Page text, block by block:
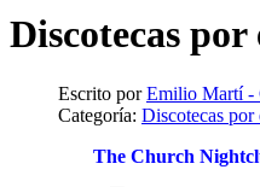
Discotecas
Escrito porEmilio Martí -
Categoría: Discotecas
The Church